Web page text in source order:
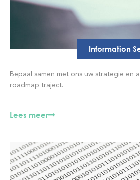
Information
Bepaal samen met ons uw strategie en
roadmap traject.
Lees meer